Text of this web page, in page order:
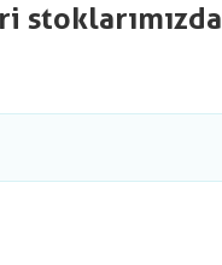
stoklarımızda